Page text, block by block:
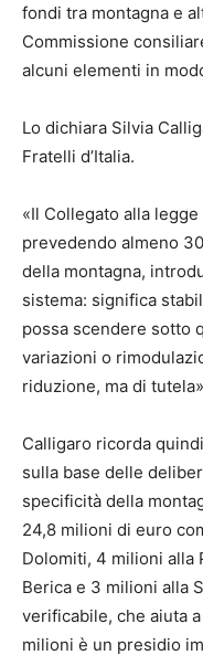
fondi tra montagna e
Commissione
alcuni elementi in
Lo dichiara Silvia
Fratelli d’Italia.
«Il Collegato alla
prevedendo almeno
della montagna,
sistema: significa
possa scendere sotto
variazioni o
riduzione, ma di
Calligaro ricorda
sulla base delle
specificità della
24,8 milioni di euro
Dolomiti, 4 milioni alla
Berica e 3 milioni alla
verificabile, che aiuta
milioni è un presidio